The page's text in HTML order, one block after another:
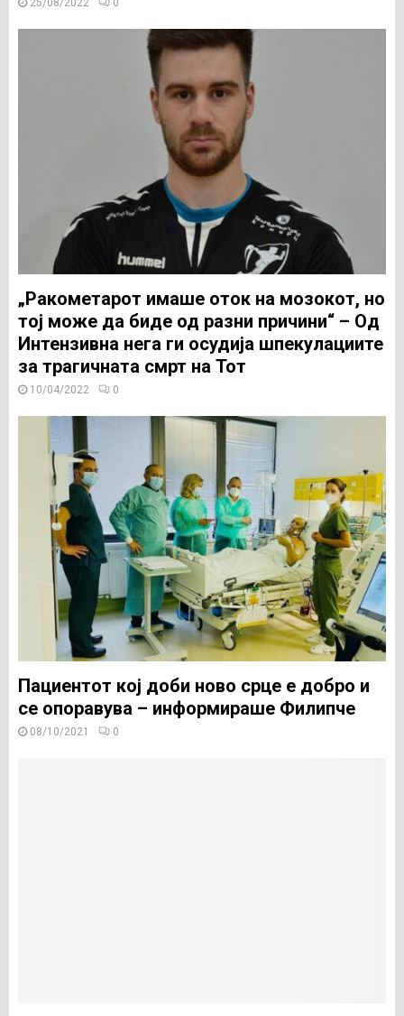
25/08/2022 0
„Ракометарот имаше оток на мозокот, но
тој може да биде од разни причини“ – Од
Интензивна нега ги осудија шпекулациите
за трагичната смрт на Тот
10/04/2022 0
Пациентот кој доби ново срце е добро и
се опоравува – информираше Филипче
08/10/2021 0